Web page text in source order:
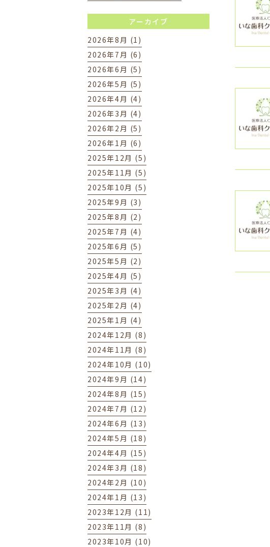
アーカイブ
2026年8月 (1)
2026年7月 (6)
2026年6月 (5)
2026年5月 (5)
2026年4月 (4)
2026年3月 (4)
2026年2月 (5)
2026年1月 (6)
2025年12月 (5)
2025年11月 (5)
2025年10月 (5)
2025年9月 (3)
2025年8月 (2)
2025年7月 (4)
2025年6月 (5)
2025年5月 (2)
2025年4月 (5)
2025年3月 (4)
2025年2月 (4)
2025年1月 (4)
2024年12月 (8)
2024年11月 (8)
2024年10月 (10)
2024年9月 (14)
2024年8月 (15)
2024年7月 (12)
2024年6月 (13)
2024年5月 (18)
2024年4月 (15)
2024年3月 (18)
2024年2月 (10)
2024年1月 (13)
2023年12月 (11)
2023年11月 (8)
2023年10月 (10)